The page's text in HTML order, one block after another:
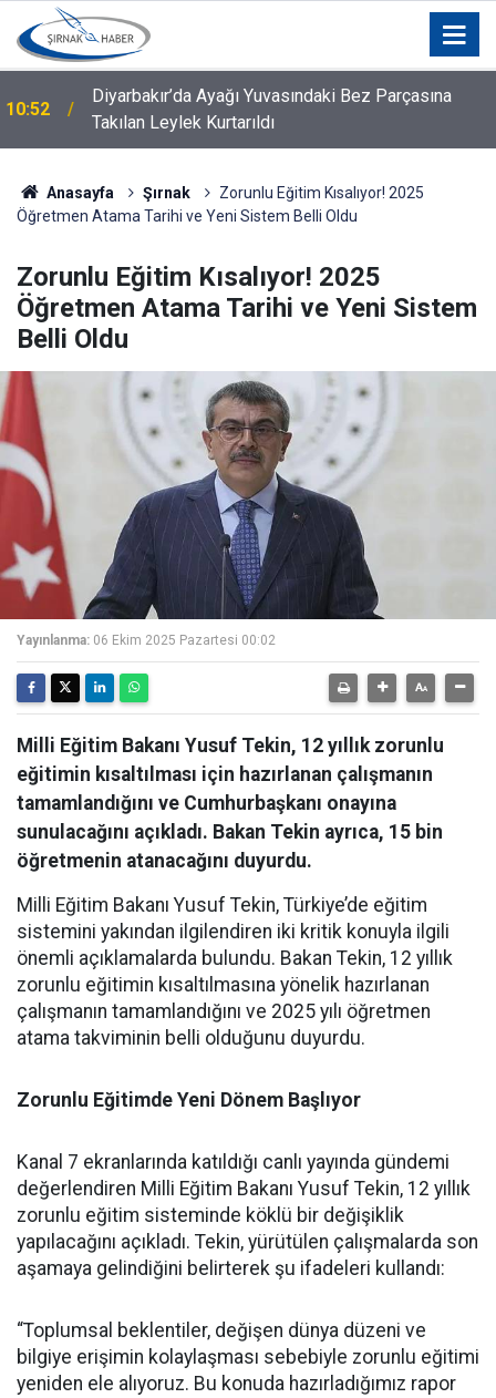
Diyarbakır’da Ayağı Yuvasındaki Bez Parçasına
Takılan Leylek Kurtarıldı
10:50
Diyarbakır'da tedavi gören Şırnaklı vatandaş hayatını
kaybetti!
Anasayfa Şırnak
Zorunlu Eğitim Kısalıyor! 2025
Öğretmen Atama Tarihi ve Yeni Sistem Belli Oldu
Zorunlu Eğitim Kısalıyor! 2025
Öğretmen Atama Tarihi ve Yeni Sistem
Belli Oldu
Yayınlanma: 06 Ekim 2025 Pazartesi 00:02
Milli Eğitim Bakanı Yusuf Tekin, 12 yıllık zorunlu
eğitimin kısaltılması için hazırlanan çalışmanın
tamamlandığını ve Cumhurbaşkanı onayına
sunulacağını açıkladı. Bakan Tekin ayrıca, 15 bin
öğretmenin atanacağını duyurdu.
Milli Eğitim Bakanı Yusuf Tekin, Türkiye’de eğitim
sistemini yakından ilgilendiren iki kritik konuyla ilgili
önemli açıklamalarda bulundu. Bakan Tekin, 12 yıllık
zorunlu eğitimin kısaltılmasına yönelik hazırlanan
çalışmanın tamamlandığını ve 2025 yılı öğretmen
atama takviminin belli olduğunu duyurdu.
Zorunlu Eğitimde Yeni Dönem Başlıyor
Kanal 7 ekranlarında katıldığı canlı yayında gündemi
değerlendiren Milli Eğitim Bakanı Yusuf Tekin, 12 yıllık
zorunlu eğitim sisteminde köklü bir değişiklik
yapılacağını açıkladı. Tekin, yürütülen çalışmalarda son
aşamaya gelindiğini belirterek şu ifadeleri kullandı:
“Toplumsal beklentiler, değişen dünya düzeni ve
bilgiye erişimin kolaylaşması sebebiyle zorunlu eğitimi
yeniden ele alıyoruz. Bu konuda hazırladığımız rapor